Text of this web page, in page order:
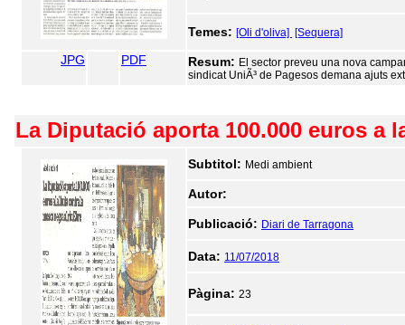
Temes: [Oli d'oliva] [Sequera]
JPG PDF Resum: El sector preveu una nova
sindicat UniÃ³ de Pagesos demana ajuts
La Diputació aporta 100.000 euros a
Subtitol: Medi ambient
Autor:
Publicació: Diari de Tarragona
Data: 11/07/2018
Pàgina: 23